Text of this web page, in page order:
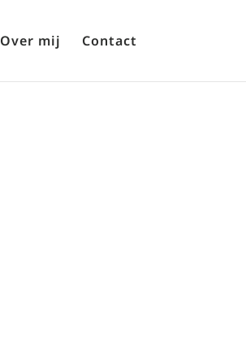
Over mij Contact